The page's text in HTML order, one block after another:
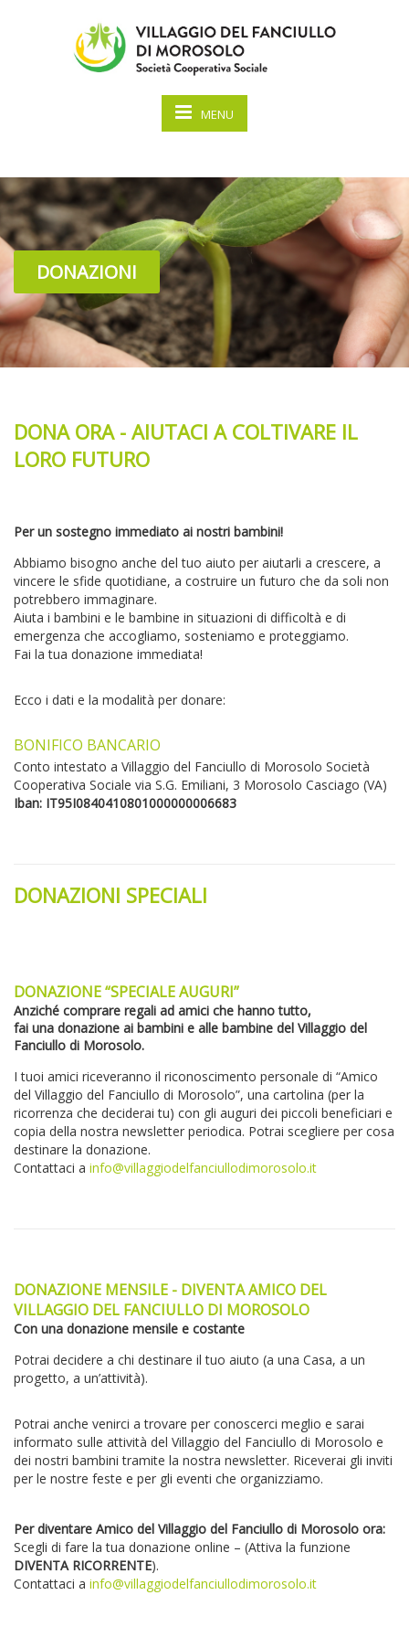
MENU
DONAZIONI
DONA ORA - AIUTACI A COLTIVARE IL
LORO FUTURO
Per un sostegno immediato ai nostri bambini!
Abbiamo bisogno anche del tuo aiuto per aiutarli a crescere, a
vincere le sfide quotidiane, a costruire un futuro che da soli non
potrebbero immaginare.
Aiuta i bambini e le bambine in situazioni di difficoltà e di
emergenza che accogliamo, sosteniamo e proteggiamo.
Fai la tua donazione immediata!
Ecco i dati e la modalità per donare:
BONIFICO BANCARIO
Conto intestato a Villaggio del Fanciullo di Morosolo Società
Cooperativa Sociale via S.G. Emiliani, 3 Morosolo Casciago (VA)
Iban: IT95I0840410801000000006683
DONAZIONI SPECIALI
DONAZIONE “SPECIALE AUGURI”
Anziché comprare regali ad amici che hanno tutto,
fai una donazione ai bambini e alle bambine del Villaggio del
Fanciullo di Morosolo.
I tuoi amici riceveranno il riconoscimento personale di “Amico
del Villaggio del Fanciullo di Morosolo”, una cartolina (per la
ricorrenza che deciderai tu) con gli auguri dei piccoli beneficiari e
copia della nostra newsletter periodica. Potrai scegliere per cosa
destinare la donazione.
Contattaci a info@villaggiodelfanciullodimorosolo.it
DONAZIONE MENSILE - DIVENTA AMICO DEL
VILLAGGIO DEL FANCIULLO DI MOROSOLO
Con una donazione mensile e costante
Potrai decidere a chi destinare il tuo aiuto (a una Casa, a un
progetto, a un’attività).
Potrai anche venirci a trovare per conoscerci meglio e sarai
informato sulle attività del Villaggio del Fanciullo di Morosolo e
dei nostri bambini tramite la nostra newsletter. Riceverai gli inviti
per le nostre feste e per gli eventi che organizziamo.
Per diventare Amico del Villaggio del Fanciullo di Morosolo ora:
Scegli di fare la tua donazione online – (Attiva la funzione
DIVENTA RICORRENTE).
Contattaci a info@villaggiodelfanciullodimorosolo.it